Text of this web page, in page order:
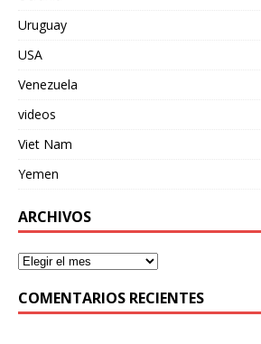
Uruguay
USA
Venezuela
videos
Viet Nam
Yemen
ARCHIVOS
COMENTARIOS RECIENTES